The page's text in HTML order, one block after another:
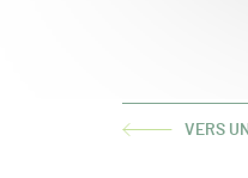
ARTICLE VERS